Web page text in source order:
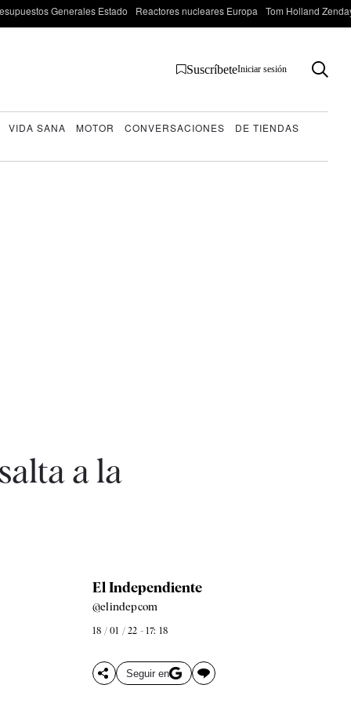
Generales Estado Reactores nucleares Europa Tom Holland
SuscríbeteIniciar sesión
VIDA SANA MOTOR CONVERSACIONES DE TIENDAS
a la
El Independiente
@elindepcom
18 / 01 / 22 - 17: 18
Seguir en